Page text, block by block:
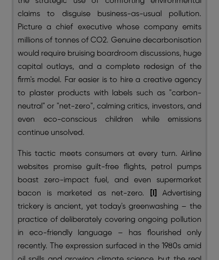
claims to disguise business-as-usual pollution.
Picture a chief executive whose company emits
millions of tonnes of CO2. Genuine decarbonisation
would require bruising boardroom discussions, huge
capital outlays, and a complete redesign of the
firm's model. Far easier is to hire a creative agency
to plaster products with labels such as "carbon-
neutral" or "net-zero", calming critics, investors, and
even eco-conscious children while emissions
continue unsolved.
This tactic meets consumers at every turn. Airline
websites promise guilt-free flights, petrol pumps
boast zero-impact fuel, and even supermarket
bacon is marketed as net-zero.
Advertising
trickery is ancient, yet today's greenwashing – the
practice of deliberately covering ongoing pollution
in eco-friendly language – has flourished only
recently. The expression surfaced in the 1980s amid